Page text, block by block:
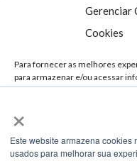
×
Este website armazena cookies
usados ​​para melhorar sua
Gerenciar
Cookies
Para fornecer as melhores
para armazenar e/ou acessar
para essas tecnologias nos
consentimento pode afetar
Rua Guapuruvu, 242 — 3°
Alphaville, Campinas/SP
TELEFONE
(11) 3958-4929 / (11)